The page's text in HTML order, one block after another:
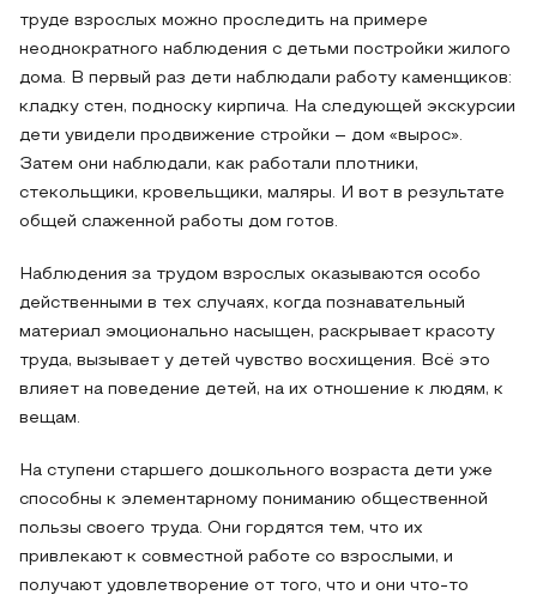
труде взрослых можно проследить на примере
неоднократного наблюдения с детьми постройки жилого
дома. В первый раз дети наблюдали работу каменщиков:
кладку стен, подноску кирпича. На следующей экскурсии
дети увидели продвижение стройки – дом «вырос».
Затем они наблюдали, как работали плотники,
стекольщики, кровельщики, маляры. И вот в результате
общей слаженной работы дом готов.
Наблюдения за трудом взрослых оказываются особо
действенными в тех случаях, когда познавательный
материал эмоционально насыщен, раскрывает красоту
труда, вызывает у детей чувство восхищения. Всё это
влияет на поведение детей, на их отношение к людям, к
вещам.
На ступени старшего дошкольного возраста дети уже
способны к элементарному пониманию общественной
пользы своего труда. Они гордятся тем, что их
привлекают к совместной работе со взрослыми, и
получают удовлетворение от того, что и они что-то